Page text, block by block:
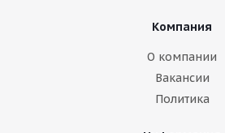
Компания
О компании
Вакансии
Политика